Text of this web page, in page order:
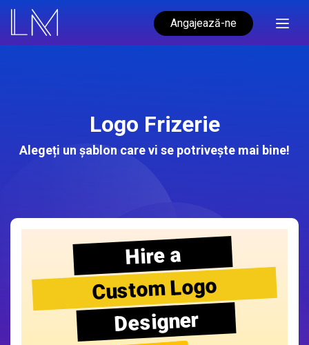
Angajează-ne
Logo Frizerie
Alegeți un șablon care vi se potrivește mai bine!
Hire a
Custom Logo
Designer